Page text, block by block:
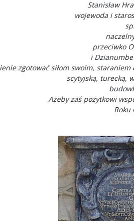
Stanisław
wojewoda i
przeciwko
i
zgotować siłom swoim,
scytyjską, turecką,
Ażeby zaś pożytkowi
Roku